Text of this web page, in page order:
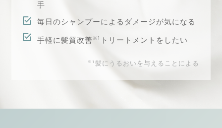
手
毎日のシャンプーによるダメージが気になる
手軽に髪質改善 ※1 トリートメントをしたい
※1 髪にうるおいを与えることによる